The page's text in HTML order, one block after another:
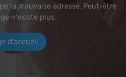
la mauvaise adresse. Peut-être
n'existe plus.
d'accueil